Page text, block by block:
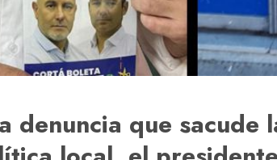
denuncia que sacude